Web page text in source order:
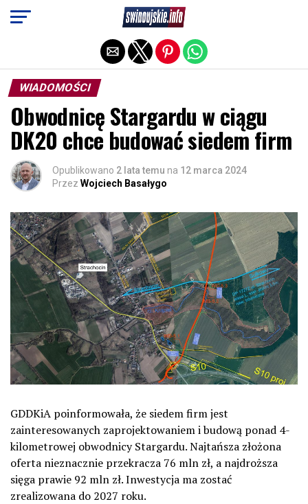
WIADOMOŚCI
Obwodnicę Stargardu w ciągu
DK20 chce budować siedem firm
Opublikowano 2 lata temu na 12 marca 2024
Przez Wojciech Basałygo
GDDKiA poinformowała, że siedem firm jest
zainteresowanych zaprojektowaniem i budową ponad 4-
kilometrowej obwodnicy Stargardu. Najtańsza złożona
oferta nieznacznie przekracza 76 mln zł, a najdroższa
sięga prawie 92 mln zł. Inwestycja ma zostać
zrealizowana do 2027 roku.
Exit mobile version